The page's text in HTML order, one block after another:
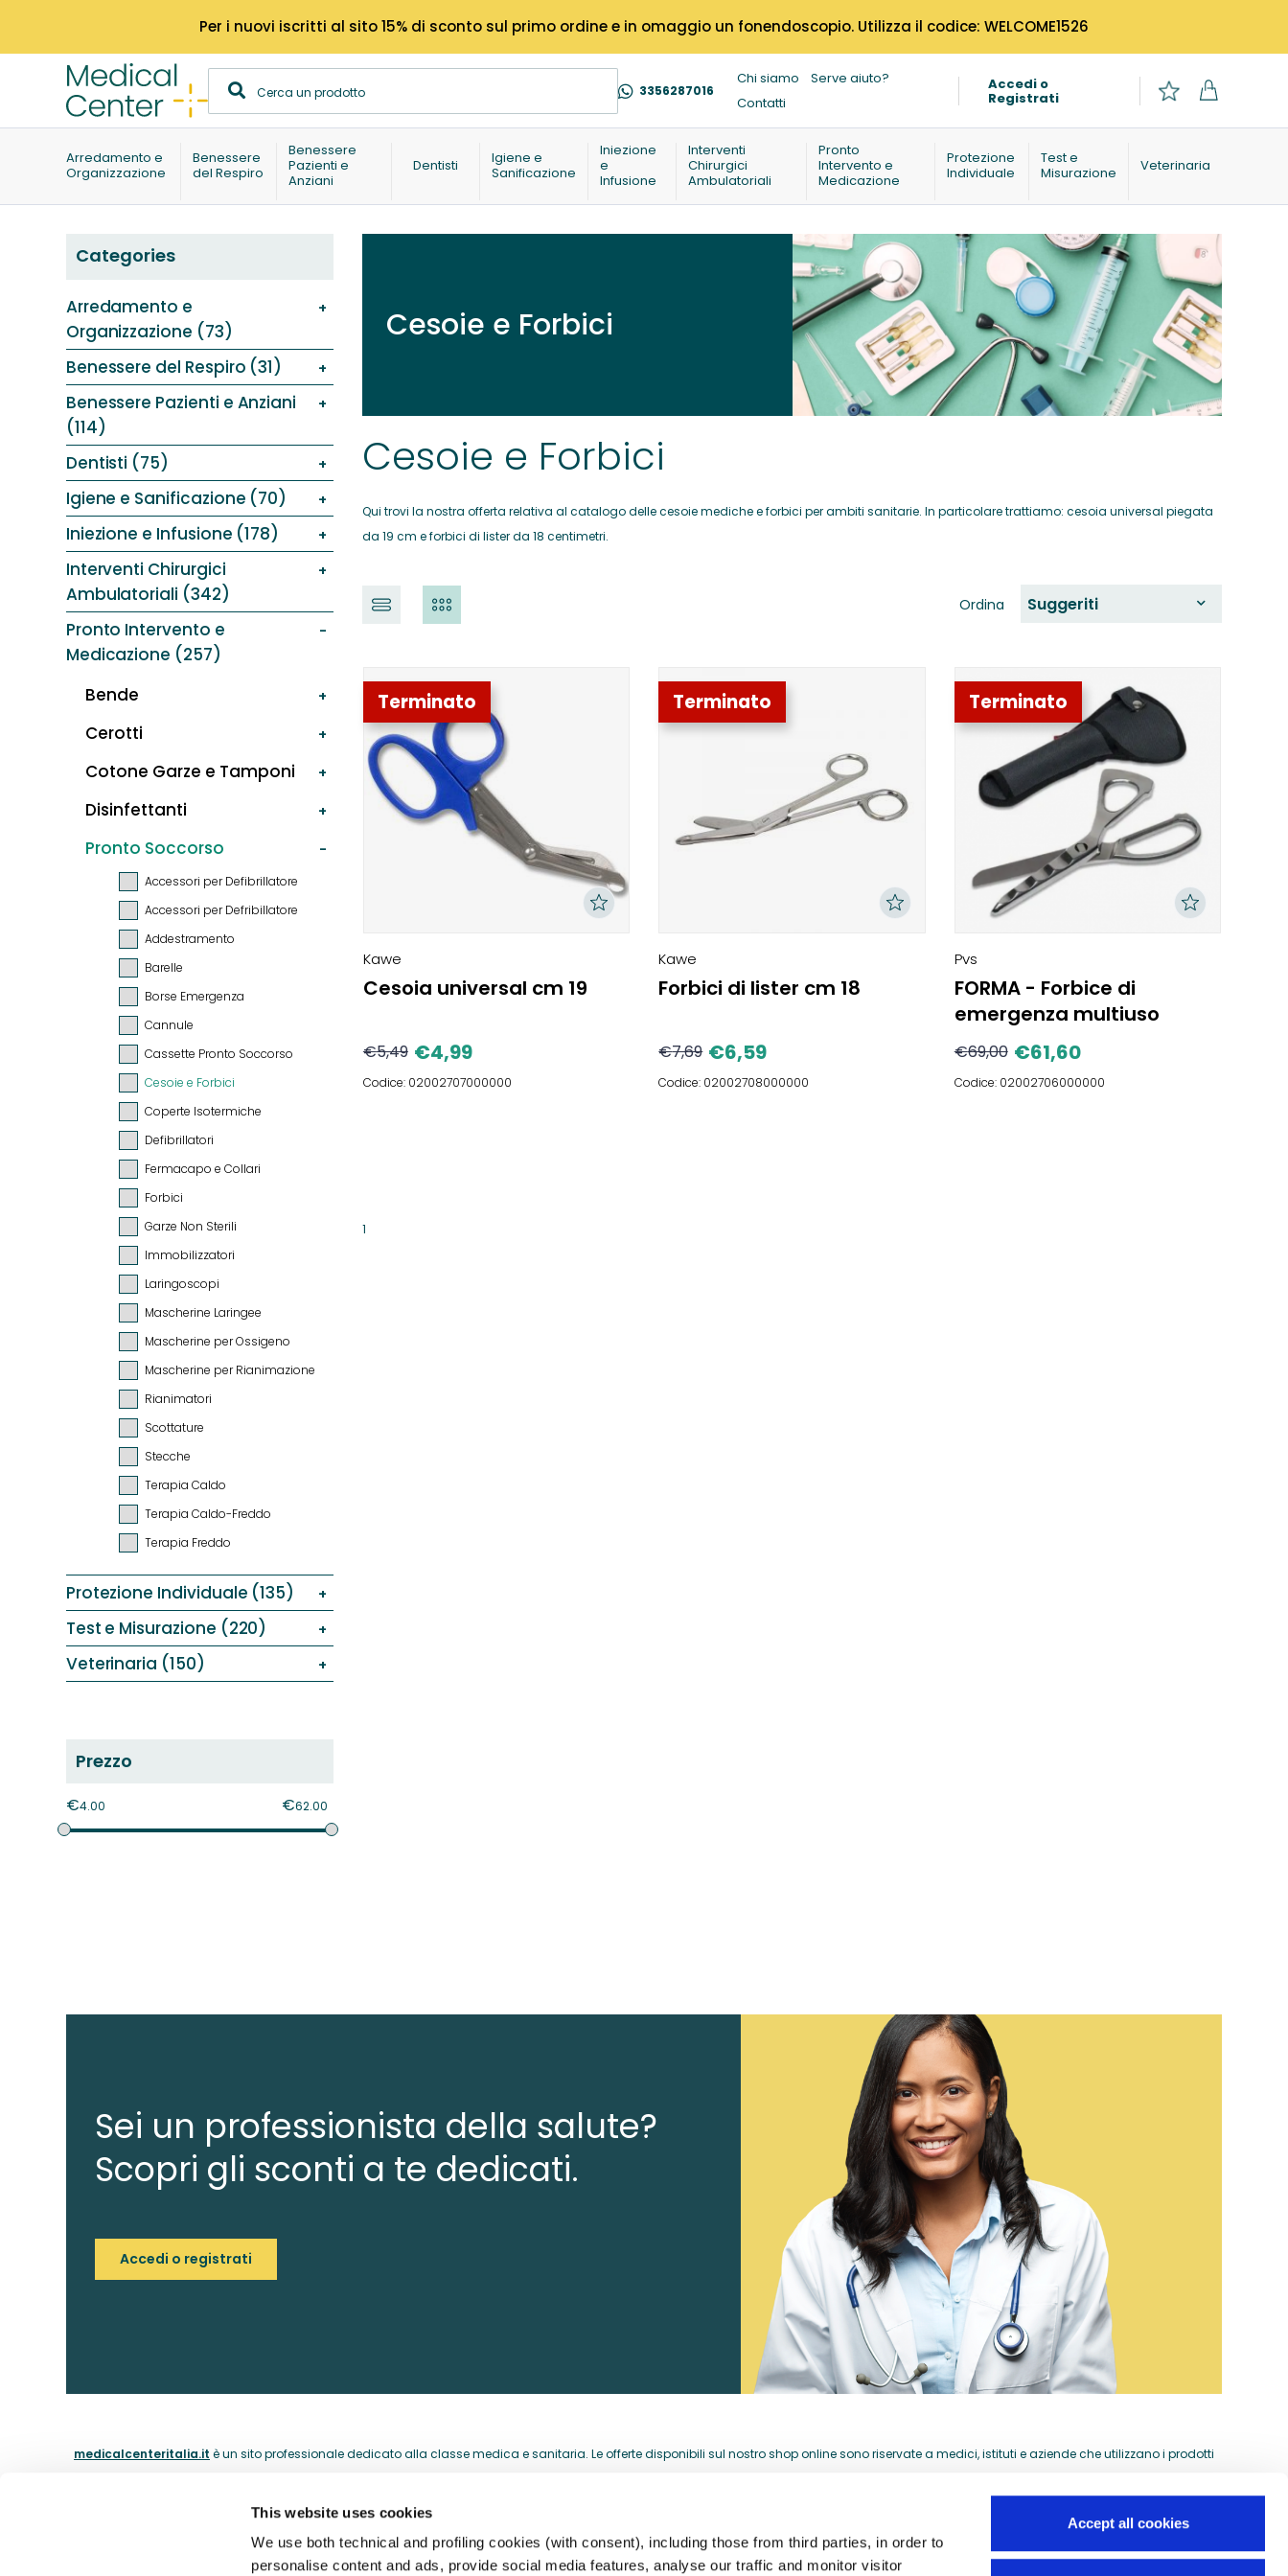
This website uses cookies
We use both technical and profiling cookies (with consent), including those from third parties, in order to
personalise content and ads, provide social media features, analyse our traffic and monitor visitor
Accept all cookies
Per i nuovi iscritti al sito 15% di sconto sul primo ordine e in omaggio un fonendoscopio. Utilizza il codice: WELCOME1526
3356287016
Chi siamo
Serve aiuto?
Contatti
Accedi o
Registrati
Arredamento e
Organizzazione
Benessere
del Respiro
Benessere
Pazienti e
Anziani
Dentisti
Igiene e
Sanificazione
Iniezione
e
Infusione
Interventi
Chirurgici
Ambulatoriali
Pronto
Intervento e
Medicazione
Protezione
Individuale
Test e
Misurazione
Veterinaria
Categories
Arredamento e
Organizzazione (73)
Benessere del Respiro (31)
Benessere Pazienti e Anziani
(114)
Dentisti (75)
Igiene e Sanificazione (70)
Iniezione e Infusione (178)
Interventi Chirurgici
Ambulatoriali (342)
Pronto Intervento e
Medicazione (257)
Bende
Cerotti
Cotone Garze e Tamponi
Disinfettanti
Pronto Soccorso
Accessori per Defibrillatore
Accessori per Defribillatore
Addestramento
Barelle
Borse Emergenza
Cannule
Cassette Pronto Soccorso
Cesoie e Forbici
Coperte Isotermiche
Defibrillatori
Fermacapo e Collari
Forbici
Garze Non Sterili
Immobilizzatori
Laringoscopi
Mascherine Laringee
Mascherine per Ossigeno
Mascherine per Rianimazione
Rianimatori
Scottature
Stecche
Terapia Caldo
Terapia Caldo-Freddo
Terapia Freddo
Protezione Individuale (135)
Test e Misurazione (220)
Veterinaria (150)
Prezzo
€4.00 €62.00
Cesoie e Forbici
Cesoie e Forbici
Qui trovi la nostra offerta relativa al catalogo delle cesoie mediche e forbici per ambiti sanitarie. In particolare trattiamo: cesoia universal piegata
da 19 cm e forbici di lister da 18 centimetri.
Ordina Suggeriti
Terminato
Kawe
Cesoia universal cm 19
€5,49 €4,99
Codice: 02002707000000
Terminato
Kawe
Forbici di lister cm 18
€7,69 €6,59
Codice: 02002708000000
Terminato
Pvs
FORMA - Forbice di
emergenza multiuso
€69,00 €61,60
Codice: 02002706000000
1
Sei un professionista della salute?
Scopri gli sconti a te dedicati.
Accedi o registrati
medicalcenteritalia.it è un sito professionale dedicato alla classe medica e sanitaria. Le offerte disponibili sul nostro shop online sono riservate a medici, istituti e aziende che utilizzano i prodotti
ABOUT HELP CENTER
Guida all'acquisto